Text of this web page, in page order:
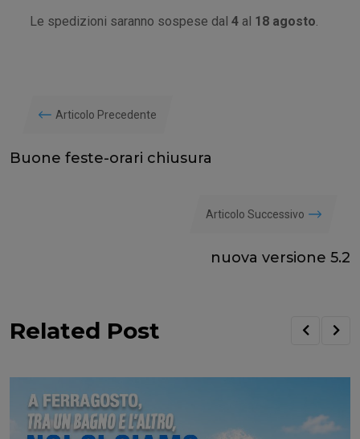
Le spedizioni saranno sospese dal 4 al 18 agosto
Articolo Precedente
Buone feste-orari chiusura
Articolo Successivo
nuova versione 5.2
Related Post